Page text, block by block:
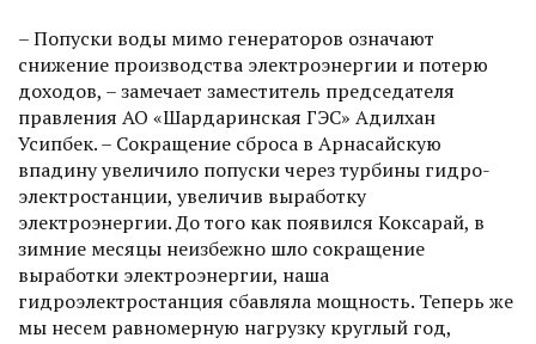
– Попуски воды мимо генераторов означают
снижение производства электроэнергии и потерю
доходов, – замечает заместитель председателя
правления АО «Шардаринская ГЭС» Адилхан
Усипбек. – Сокращение сброса в Арнасайскую
впадину увеличило попуски через турбины гидро­
электростанции, увеличив выработку
электроэнергии. До того как появился Коксарай, в
зимние месяцы неизбежно шло сокращение
выработки электро­энергии, наша
гидроэлектростанция сбавляла мощность. Теперь же
мы несем равномерную нагрузку круглый год,